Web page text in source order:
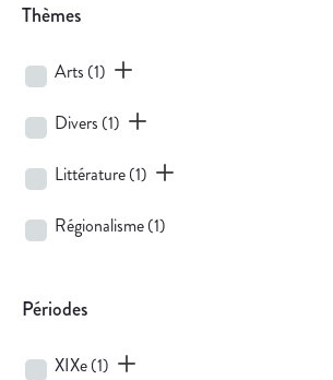
Thèmes
Arts (1)
Divers (1)
Littérature(1)
Régionalisme(1)
Périodes
XIXe(1)